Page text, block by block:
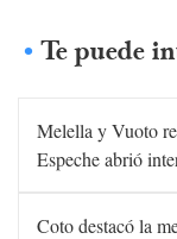
Te puede
Melella y Vuoto
Espeche abrió
Coto destacó la